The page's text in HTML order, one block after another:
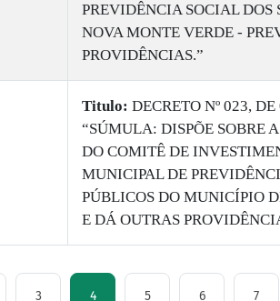
PREVIDÊNCIA SOCIAL DOS
NOVA MONTE VERDE -
PROVIDÊNCIAS.”
Titulo: DECRETO Nº 023,
“SÚMULA: DISPÕE SOBRE
DO COMITÊ DE
MUNICIPAL DE
PÚBLICOS DO MUNICÍPIO
E DÁ OUTRAS
3 4 5 6 7